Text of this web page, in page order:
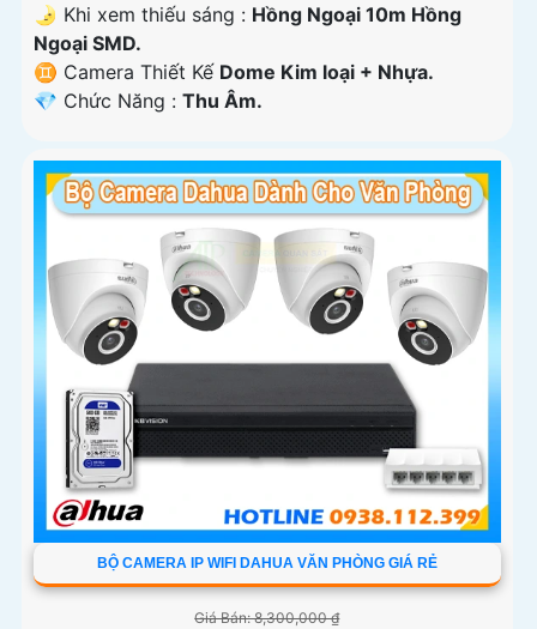
🌛 Khi xem thiếu sáng : Hồng Ngoại 10m Hồng
Ngoại SMD.
♊ Camera Thiết Kế Dome Kim loại + Nhựa.
️💎 Chức Năng : Thu Âm.
BỘ CAMERA IP WIFI DAHUA VĂN PHÒNG GIÁ RẺ
Giá Bán: 8,300,000 ₫